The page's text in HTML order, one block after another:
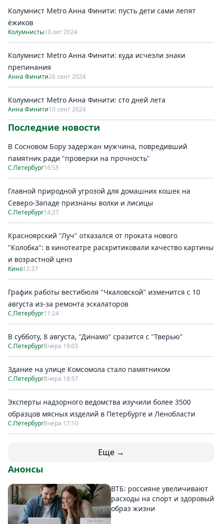
Колумнист Metro Анна Финити: пусть дети сами лепят
ёжиков
Колумнисты10 окт 2024
Колумнист Metro Анна Финити: куда исчезли знаки
препинания
Анна Финити26 сент 2024
Колумнист Metro Анна Финити: сто дней лета
Анна Финити10 сент 2024
Последние новости
В Сосновом Бору задержан мужчина, повредивший
памятник ради "проверки на прочность"
С.Петербург16:55
Главной природной угрозой для домашних кошек на
Северо-Западе признаны волки и лисицы
С.Петербург14:27
Красноярский "Луч" отказался от проката нового
"Колобка": в кинотеатре раскритиковали качество картины
и возрастной ценз
Кино12:37
График работы вестибюля "Чкаловской" изменится с 10
августа из-за ремонта эскалаторов
С.Петербург11:24
В субботу, 8 августа, "Динамо" сразится с "Тверью"
С.ПетербургВчера 19:03
Здание на улице Комсомола стало памятником
С.ПетербургВчера 18:57
Эксперты надзорного ведомства изучили более 3500
образцов мясных изделий в Петербурге и Ленобласти
С.ПетербургВчера 17:10
Еще →
Анонсы
ВТБ: россияне увеличивают
расходы на спорт и здоровый
образ жизни